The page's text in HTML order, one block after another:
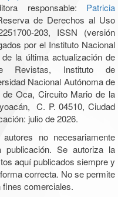
responsable: Patricia
de Derechos al Uso
203, ISSN (versión
por el Instituto Nacional
la última actualización de
Revistas, Instituto de
Nacional Autónoma de
Oca, Circuito Mario de la
C. P. 04510, Ciudad
julio de 2026.
no necesariamente
Se autoriza la
aquí publicados siempre y
correcta. No se permite
fines comerciales.